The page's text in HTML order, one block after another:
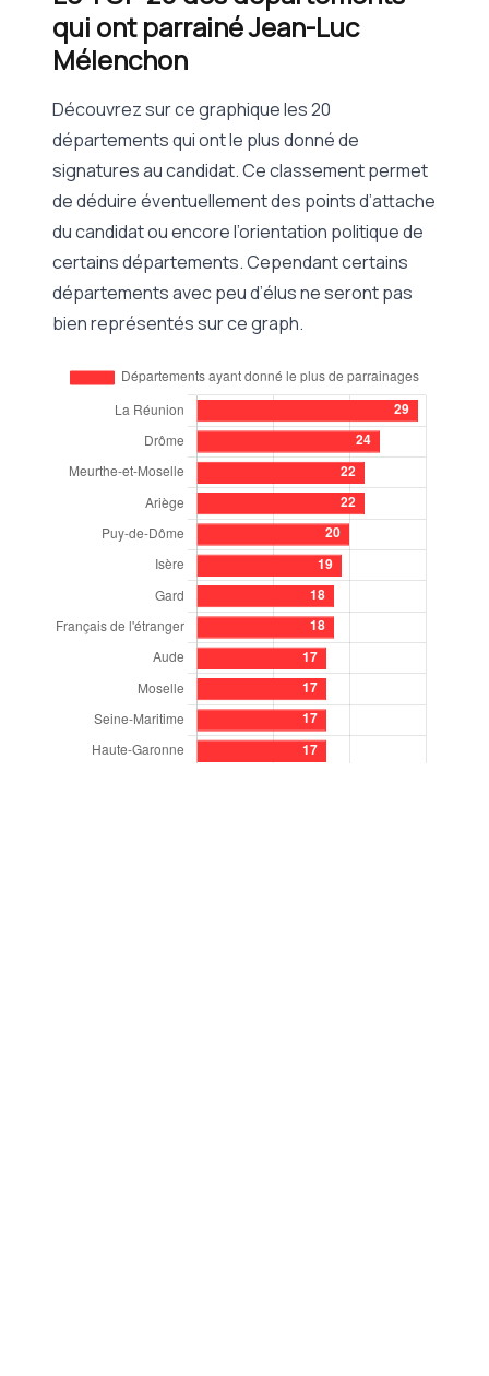
qui ont parrainé Jean-Luc
Mélenchon
Découvrez sur ce graphique les 20
départements qui ont le plus donné de
signatures au candidat. Ce classement permet
de déduire éventuellement des points d’attache
du candidat ou encore l’orientation politique de
certains départements. Cependant certains
départements avec peu d’élus ne seront pas
bien représentés sur ce graph.